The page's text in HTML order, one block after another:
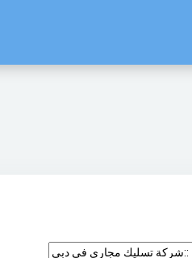
Chercher des tags